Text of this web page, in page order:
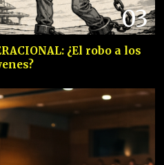
03
¿El robo a los